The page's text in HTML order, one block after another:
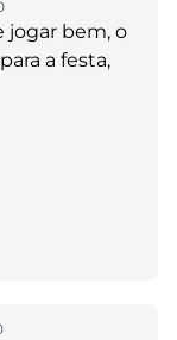
jogar bem, o
a festa,